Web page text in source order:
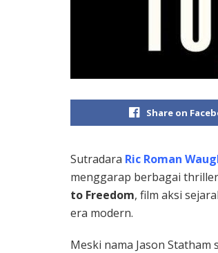
Share on
Sutradara Ric Roman
menggarap berbagai
to Freedom, film aksi
era modern.
Meski nama Jason Statham